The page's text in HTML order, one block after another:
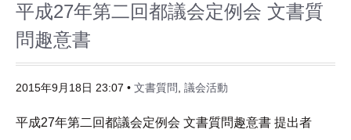
平成27年第二回都議会定例会 文書質
問趣意書
2015年9月18日 23:07 • 文書質問 , 議会活動
平成27年第二回都議会定例会 文書質問趣意書 提出者